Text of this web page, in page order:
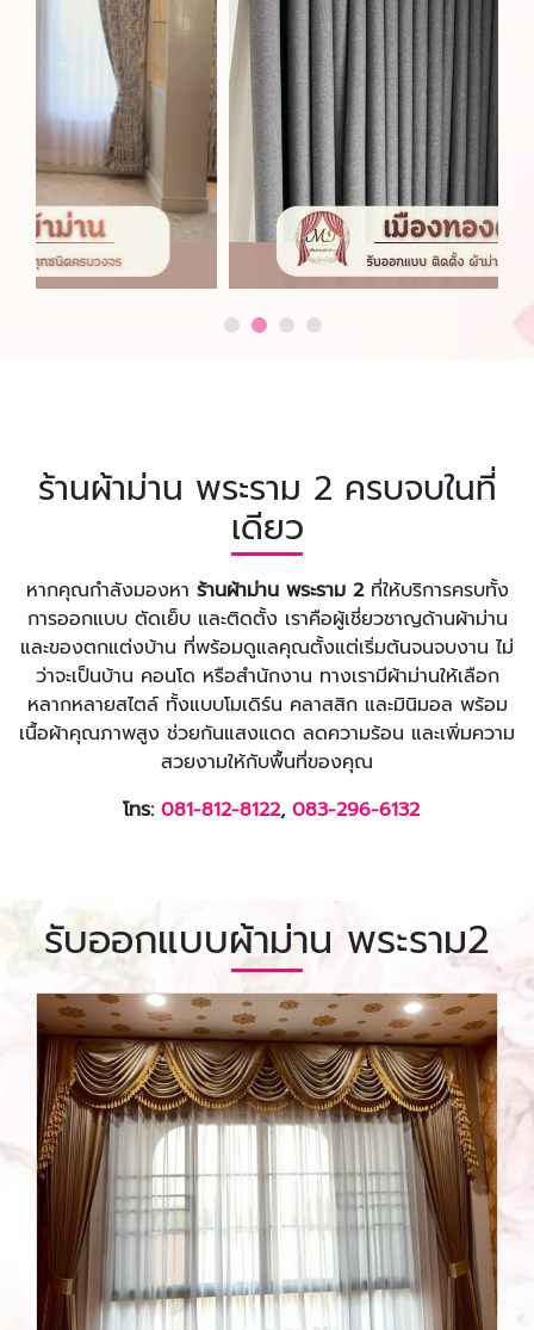
ร้านผ้าม่าน พระราม 2 ครบจบในที่
เดียว
หากคุณกำลังมองหา ร้านผ้าม่าน พระราม 2ที่ให้บริการครบทั้ง
การออกแบบ ตัดเย็บ และติดตั้ง เราคือผู้เชี่ยวชาญด้านผ้าม่าน
และของตกแต่งบ้าน ที่พร้อมดูแลคุณตั้งแต่เริ่มต้นจนจบงาน ไม่
ว่าจะเป็นบ้าน คอนโด หรือสำนักงาน ทางเรามีผ้าม่านให้เลือก
หลากหลายสไตล์ ทั้งแบบโมเดิร์น คลาสสิก และมินิมอล พร้อม
เนื้อผ้าคุณภาพสูง ช่วยกันแสงแดด ลดความร้อน และเพิ่มความ
สวยงามให้กับพื้นที่ของคุณ
โทร: 081-812-8122, 083-296-6132
รับออกแบบผ้าม่าน พระราม2